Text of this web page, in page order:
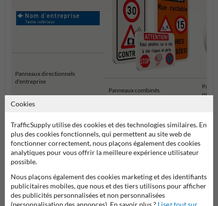
Panneaux directionnels
d'entreprise
Panneaux combinés
Cookies
TrafficSupply utilise des cookies et des technologies similaires. En
plus des cookies fonctionnels, qui permettent au site web de
fonctionner correctement, nous plaçons également des cookies
analytiques pour vous offrir la meilleure expérience utilisateur
possible.
Nous plaçons également des cookies marketing et des identifiants
publicitaires mobiles, que nous et des tiers utilisons pour afficher
des publicités personnalisées et non personnalisées
(personnalisation des annonces). En savoir plus ? Lisez tout sur